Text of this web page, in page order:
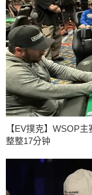
【EV撲克】WSOP
整整17分钟